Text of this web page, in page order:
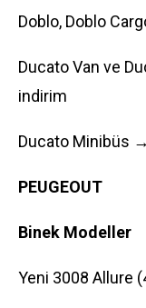
Doblo, Doblo
Ducato Van ve
indirim
Ducato Minibüs
PEUGEOUT
Binek Modeller
Yeni 3008 Allure